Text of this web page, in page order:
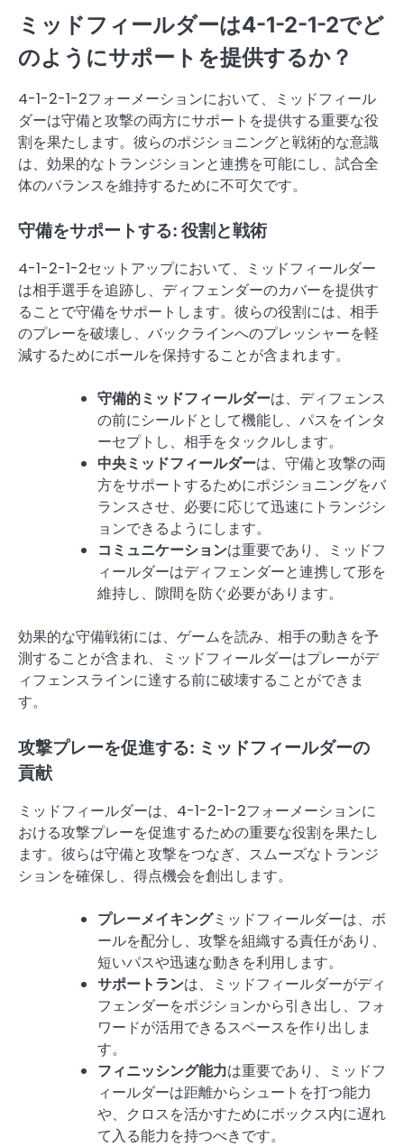
ミッドフィールダーは4-1-2-1-2でど
のようにサポートを提供するか？
4-1-2-1-2フォーメーションにおいて、ミッドフィール
ダーは守備と攻撃の両方にサポートを提供する重要な役
割を果たします。彼らのポジショニングと戦術的な意識
は、効果的なトランジションと連携を可能にし、試合全
体のバランスを維持するために不可欠です。
守備をサポートする: 役割と戦術
4-1-2-1-2セットアップにおいて、ミッドフィールダー
は相手選手を追跡し、ディフェンダーのカバーを提供す
ることで守備をサポートします。彼らの役割には、相手
のプレーを破壊し、バックラインへのプレッシャーを軽
減するためにボールを保持することが含まれます。
守備的ミッドフィールダーは、ディフェンス
の前にシールドとして機能し、パスをインタ
ーセプトし、相手をタックルします。
中央ミッドフィールダーは、守備と攻撃の両
方をサポートするためにポジショニングをバ
ランスさせ、必要に応じて迅速にトランジシ
ョンできるようにします。
コミュニケーションは重要であり、ミッドフ
ィールダーはディフェンダーと連携して形を
維持し、隙間を防ぐ必要があります。
効果的な守備戦術には、ゲームを読み、相手の動きを予
測することが含まれ、ミッドフィールダーはプレーがデ
ィフェンスラインに達する前に破壊することができま
す。
攻撃プレーを促進する: ミッドフィールダーの
貢献
ミッドフィールダーは、4-1-2-1-2フォーメーションに
おける攻撃プレーを促進するための重要な役割を果たし
ます。彼らは守備と攻撃をつなぎ、スムーズなトランジ
ションを確保し、得点機会を創出します。
プレーメイキングミッドフィールダーは、ボ
ールを配分し、攻撃を組織する責任があり、
短いパスや迅速な動きを利用します。
サポートランは、ミッドフィールダーがディ
フェンダーをポジションから引き出し、フォ
ワードが活用できるスペースを作り出しま
す。
フィニッシング能力は重要であり、ミッドフ
ィールダーは距離からシュートを打つ能力
や、クロスを活かすためにボックス内に遅れ
て入る能力を持つべきです。